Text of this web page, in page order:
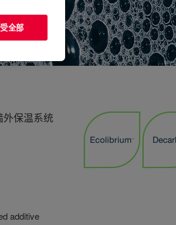
保温系统
additive
全部